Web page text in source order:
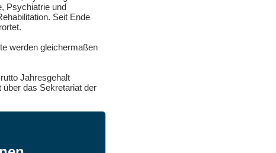
Psychiatrie und
Seit Ende
werden gleichermaßen
Jahresgehalt
das Sekretariat der